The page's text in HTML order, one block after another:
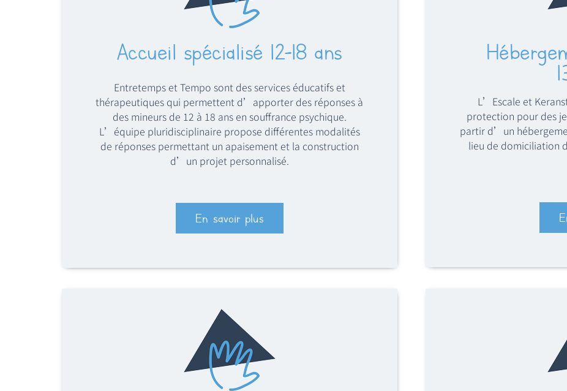
Accueil spécialisé 12-18 ans
Entretemps et Tempo sont des services éducatifs et
thérapeutiques qui permettent d’apporter des réponses à
des mineurs de 12 à 18 ans en souffrance psychique.
L’équipe pluridisciplinaire propose différentes modalités
de réponses permettant un apaisement et la construction
d’un projet personnalisé.
En savoir plus
L’Escale et
protection pour des
partir d’un
lieu de domiciliation